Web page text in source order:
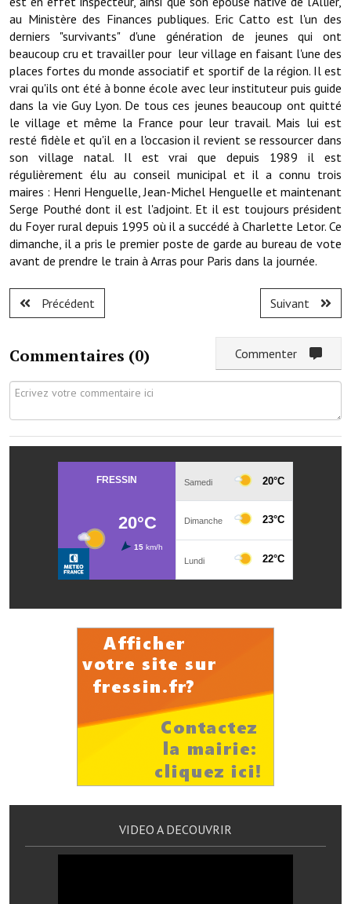
Le foyer rural
Le club de l'amitié
Le comité des fêtes
L'association Avotra-France
Le foyer de la Planquette
L'association des anciens combattants
L'association des anciens sapeurs-pompiers volontaires
Village sportif
La société de chasse
Fêtes et manifestations
Liste et coordonnées des associations
TOURISME, PATRIMOINE
Fressin, ville d'histoire
Les panneaux du patrimoine
Le château
Village d'art
Fressin, cité verte et tourisme sportif
Le sentier de la Planquette
au Ministère des Finances publiques. Eric Catto est l'un des
derniers "survivants" d'une génération de jeunes qui ont
beaucoup cru et travailler pour leur village en faisant l'une des
places fortes du monde associatif et sportif de la région. Il est
vrai qu'ils ont été à bonne école avec leur instituteur puis guide
dans la vie Guy Lyon. De tous ces jeunes beaucoup ont quitté
le village et même la France pour leur travail. Mais lui est
resté fidèle et qu'il en a l'occasion il revient se ressourcer dans
son village natal. Il est vrai que depuis 1989 il est
régulièrement élu au conseil municipal et il a connu trois
maires : Henri Henguelle, Jean-Michel Henguelle et maintenant
Serge Pouthé dont il est l'adjoint. Et il est toujours président
du Foyer rural depuis 1995 où il a succédé à Charlette Letor. Ce
dimanche, il a pris le premier poste de garde au bureau de vote
avant de prendre le train à Arras pour Paris dans la journée.
Précédent Suivant
Commentaires (0)
VIDEO A DECOUVRIR